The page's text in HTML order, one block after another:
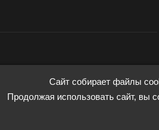
Сайт собирает файлы
Продолжая использовать сайт, вы